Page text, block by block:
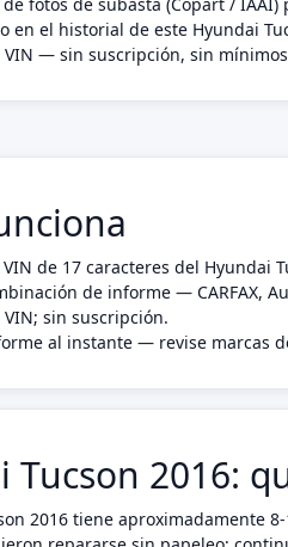
en el historial de este Hyundai
VIN — sin suscripción, sin
de 17 caracteres del Hyundai
de informe — CARFAX,
VIN; sin suscripción.
al instante — revise marcas
Tucson 2016:
2016 tiene aproximadamente